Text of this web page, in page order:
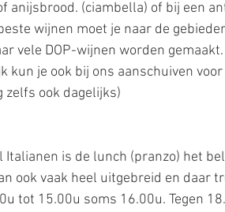
anijsbrood. (ciambella) of bij een
wijnen moet je naar de
vele DOP-wijnen worden gemaakt.
kun je ook bij ons aanschuiven voor
zelfs ook dagelijks)
Italianen is de lunch (pranzo) het
ook vaak heel uitgebreid en daar
tot 15.00u soms 16.00u. Tegen